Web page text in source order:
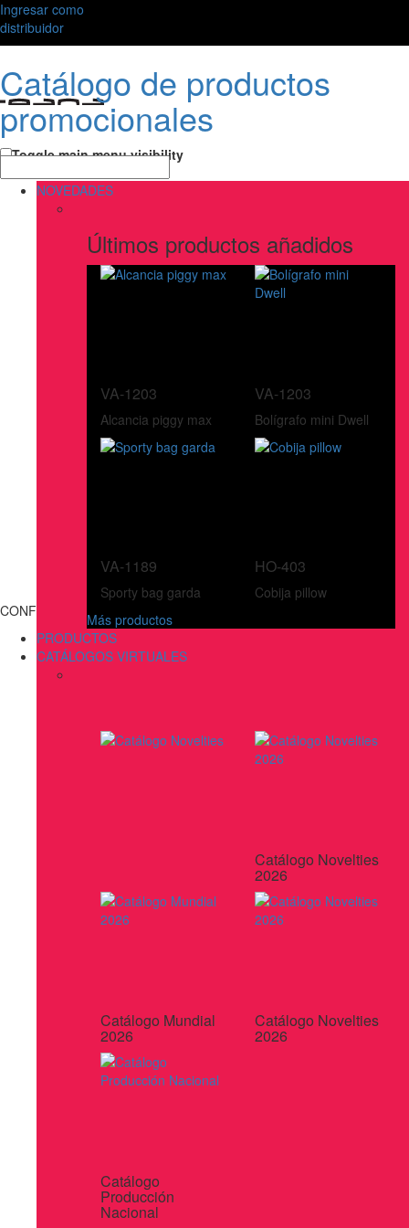
Ingresar como
distribuidor
Catálogo de productos
promocionales
Toggle main menu visibility
NOVEDADES
Últimos productos añadidos
VA-1203
Alcancia piggy max
VA-1203
Bolígrafo mini Dwell
VA-1189
Sporty bag garda
HO-403
Cobija pillow
Más productos
PRODUCTOS
CATÁLOGOS VIRTUALES
Catálogo Novelties
2026
Catálogo Mundial
2026
Catálogo Novelties
2026
Catálogo
Producción
Nacional
CONFECCIONES